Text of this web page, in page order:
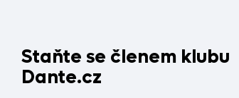
Staňte se členem klubu
Dante.cz